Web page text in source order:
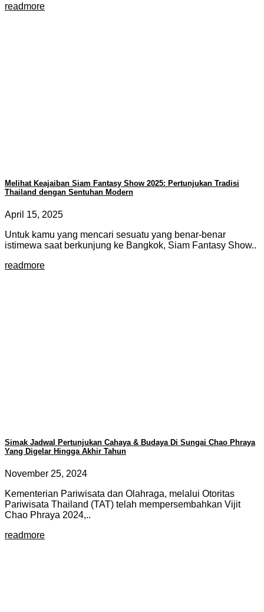
readmore
Melihat Keajaiban Siam Fantasy Show 2025: Pertunjukan Tradisi
Thailand dengan Sentuhan Modern
April 15, 2025
Untuk kamu yang mencari sesuatu yang benar-benar
istimewa saat berkunjung ke Bangkok, Siam Fantasy Show..
readmore
Simak Jadwal Pertunjukan Cahaya & Budaya Di Sungai Chao Phraya
Yang Digelar Hingga Akhir Tahun
November 25, 2024
Kementerian Pariwisata dan Olahraga, melalui Otoritas
Pariwisata Thailand (TAT) telah mempersembahkan Vijit
Chao Phraya 2024,..
readmore